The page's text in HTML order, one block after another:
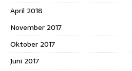
April 2018
November 2017
Oktober 2017
Juni 2017